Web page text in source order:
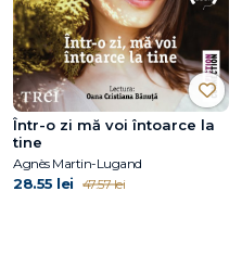
Într-o zi mă voi întoarce la
tine
Agnès Martin-Lugand
28.55 lei 47.57 lei